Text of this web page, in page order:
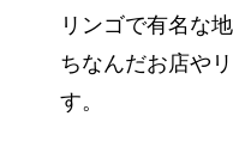
リンゴで有名な
ちなんだお店や
す。